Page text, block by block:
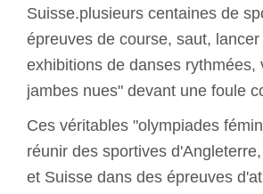
Suisse.plusieurs centaines de
épreuves de course, saut,
exhibitions de danses
jambes nues" devant une foule
Ces véritables "olympiades
réunir des sportives
et Suisse dans des épreuves